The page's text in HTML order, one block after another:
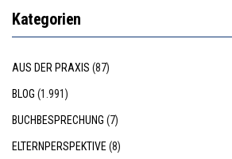
Kategorien
AUS DER PRAXIS (87)
BLOG (1.991)
BUCHBESPRECHUNG (7)
ELTERNPERSPEKTIVE (8)